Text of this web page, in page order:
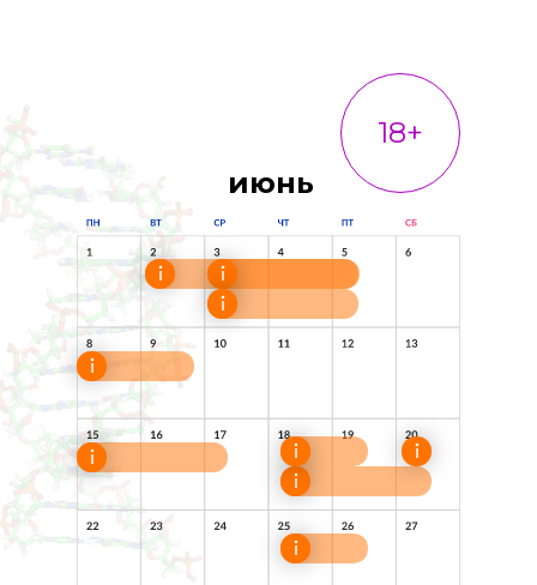
18+
июнь